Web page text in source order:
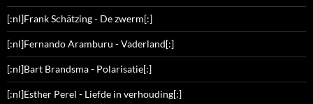
[:nl]Frank Schätzing - De zwerm[:]
[:nl]Fernando Aramburu - Vaderland[:]
[:nl]Bart Brandsma - Polarisatie[:]
[:nl]Esther Perel - Liefde in verhouding[:]